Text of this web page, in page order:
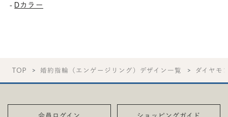
- Dカラー
TOP 婚約指輪（エンゲージリング）デザイン一覧 ダイヤモ